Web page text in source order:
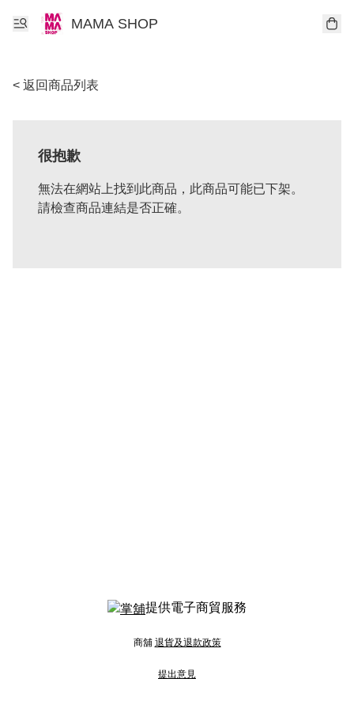
MAMA SHOP
< 返回商品列表
很抱歉
無法在網站上找到此商品，此商品可能已下架。
請檢查商品連結是否正確。
提供電子商貿服務
商舖 退貨及退款政策
提出意見